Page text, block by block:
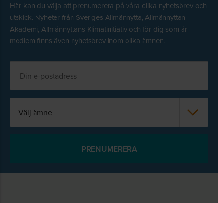
Här kan du välja att prenumerera på våra olika nyhetsbrev och
utskick. Nyheter från Sveriges Allmännytta, Allmännyttan
Akademi, Allmännyttans Klimatinitiativ och för dig som är
medlem finns även nyhetsbrev inom olika ämnen.
Välj ämne